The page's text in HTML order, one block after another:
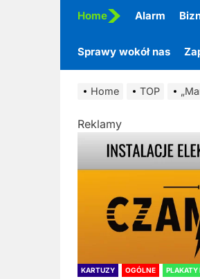
Home Alarm
Sprawy wokół nas
Home TOP
Reklamy
KARTUZY OGÓLNE PLAKATY